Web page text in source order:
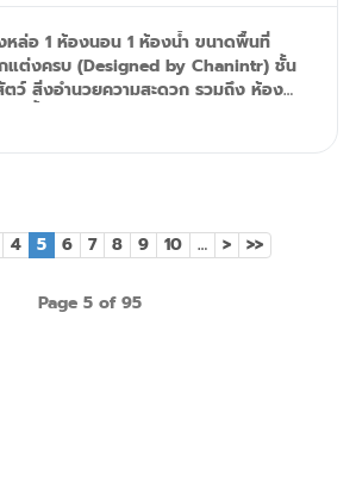
หล่อ 1 ห้องนอน 1 ห้องน้ำ ขนาดพื้นที่
แต่งครบ (Designed by Chanintr) ชั้น
ถึง ห้อง
primesales@th.knightfrank.com
4 5 6 7 8 9 10 … > >>
Page 5 of 95